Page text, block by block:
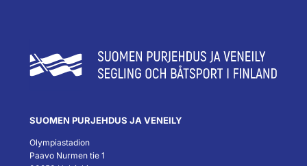
SUOMEN PURJEHDUS JA VENEILY
Olympiastadion
Paavo Nurmen tie 1